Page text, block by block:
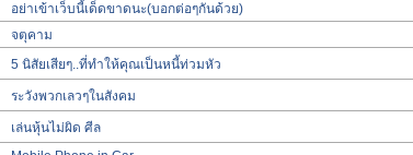
อย่าเข้าเว็บนี้เด็ดขาดนะ(บอกต่อๆกันด้วย)
จตุคาม
5 นิสัยเสียๆ..ที่ทำให้คุณเป็นหนี้ท่วมหัว
ระวังพวกเลวๆในสังคม
เล่นหุ้นไม่ผิด ศีล